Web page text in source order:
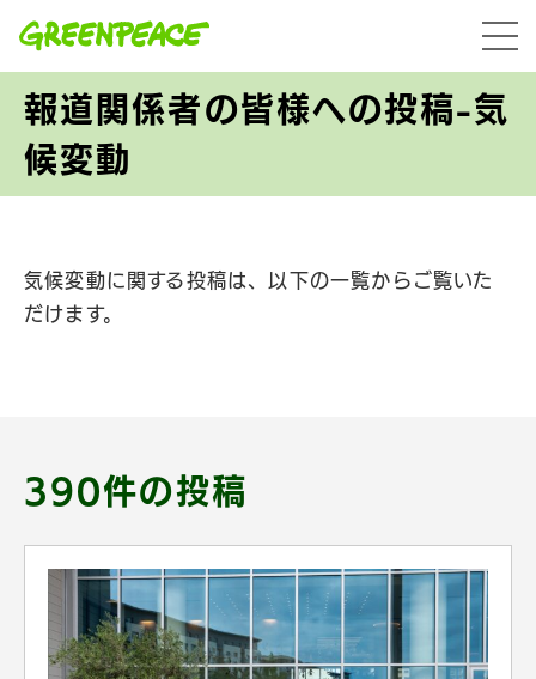
menu
報道関係者の皆様への投稿-気
候変動
気候変動に関する投稿は、以下の一覧からご覧いた
だけます。
390件の投稿